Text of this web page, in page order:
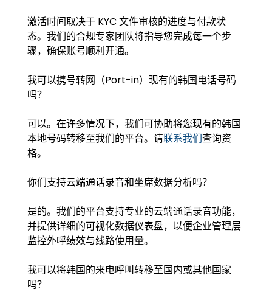
激活时间取决于 KYC 文件审核的进度与付款状
态。我们的合规专家团队将指导您完成每一个步
骤，确保账号顺利开通。
我可以携号转网（Port-in）现有的韩国电话号码
吗？
可以。在许多情况下，我们可协助将您现有的韩国
本地号码转移至我们的平台。请联系我们查询资
格。
你们支持云端通话录音和坐席数据分析吗？
是的。我们的平台支持专业的云端通话录音功能，
并提供详细的可视化数据仪表盘，以便企业管理层
监控外呼绩效与线路使用量。
我可以将韩国的来电呼叫转移至国内或其他国家
吗？